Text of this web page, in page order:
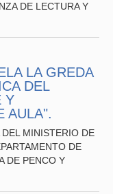
DE LECTURA Y
LA GREDA
DEL
Y
AULA".
MINISTERIO DE
DE
DE PENCO Y